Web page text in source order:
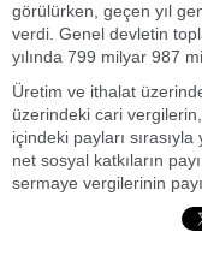
görülürken, geçen yıl
verdi. Genel devletin
yılında 799 milyar 987
Üretim ve ithalat
üzerindeki cari
içindeki payları
net sosyal katkıların
sermaye vergilerinin